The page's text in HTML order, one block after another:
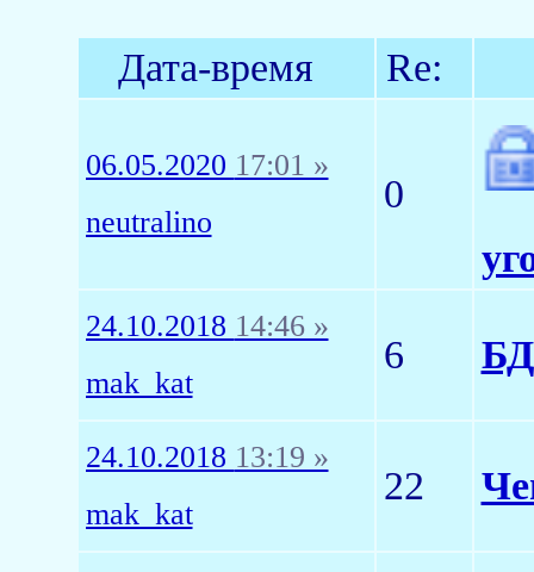
Дата-время Re:
06.05.2020 17:01 »
neutralino
0
24.10.2018 14:46 »
mak_kat
6
24.10.2018 13:19 »
mak_kat
22